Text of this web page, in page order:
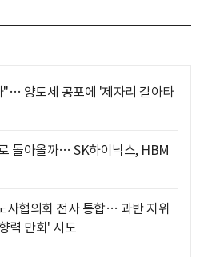
"… 양도세 공포에 '제자리 갈아타
돌아올까… SK하이닉스, HBM
사협의회 전사 통합… 과반 지위
력 만회' 시도